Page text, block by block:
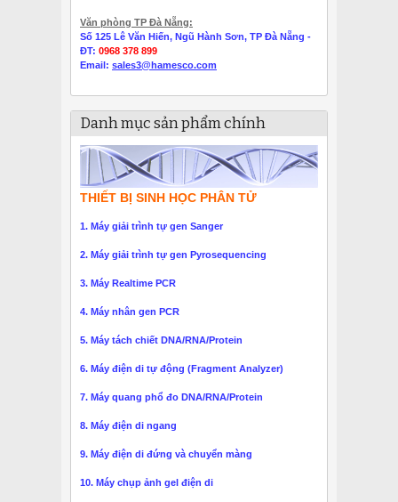
Văn phòng TP Đà Nẵng:
Số 125 Lê Văn Hiến, Ngũ Hành Sơn, TP Đà Nẵng -
ĐT: 0968 378 899
Email: sales3@hamesco.com
Danh mục sản phẩm chính
THIẾT BỊ SINH HỌC PHÂN TỬ
1. Máy giải trình tự gen Sanger
2. Máy giải trình tự gen Pyrosequencing
3. Máy Realtime PCR
4. Máy nhân gen PCR
5. Máy tách chiết DNA/RNA/Protein
6. Máy điện di tự động (Fragment Analyzer)
7. Máy quang phổ đo DNA/RNA/Protein
8. Máy điện di ngang
9. Máy điện di đứng và chuyển màng
10. Máy chụp ảnh gel điện di